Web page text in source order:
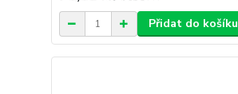
Přidat do košíku